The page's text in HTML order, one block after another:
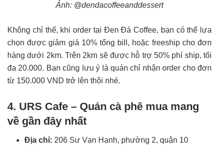
Ảnh: @dendacoffeeanddessert
Không chỉ thế, khi order tại Đen Đá Coffee, bạn có thể lựa
chọn được giảm giá 10% tổng bill, hoặc freeship cho đơn
hàng dưới 2km. Trên 2km sẽ được hỗ trợ 50% phí ship, tối
đa 20.000. Bạn cũng lưu ý là quán chỉ nhận order cho đơn
từ 150.000 VND trở lên thôi nhé.
4. URS Cafe – Quán cà phê mua mang
về gần đây nhất
Địa chỉ: 206 Sư Vạn Hạnh, phường 2, quận 10